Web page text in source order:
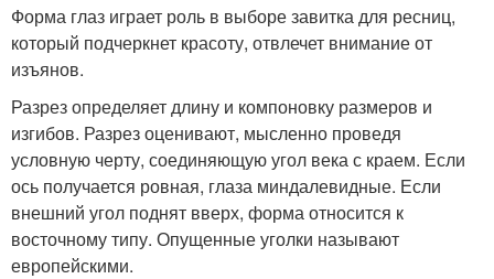
Форма глаз играет роль в выборе завитка для ресниц,
который подчеркнет красоту, отвлечет внимание от
изъянов.
Разрез определяет длину и компоновку размеров и
изгибов. Разрез оценивают, мысленно проведя
условную черту, соединяющую угол века с краем. Если
ось получается ровная, глаза миндалевидные. Если
внешний угол поднят вверх, форма относится к
восточному типу. Опущенные уголки называют
европейскими.